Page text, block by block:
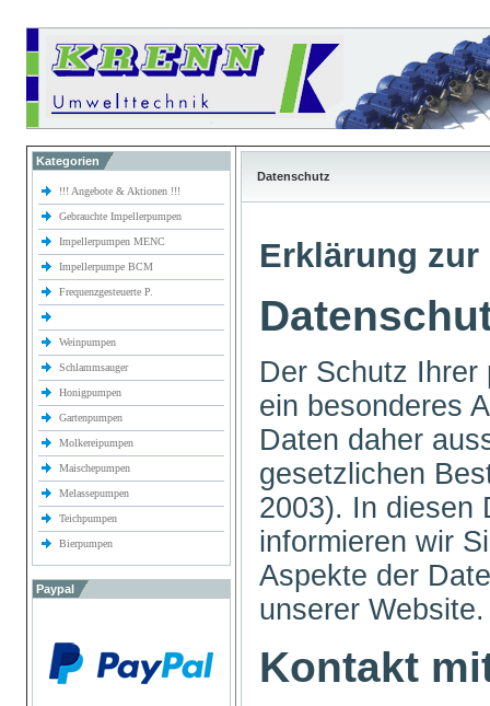
Kategorien
!!! Angebote & Aktionen !!!
Gebrauchte Impellerpumpen
Impellerpumpen MENC
Impellerpumpe BCM
Frequenzgesteuerte P.
Weinpumpen
Schlammsauger
Honigpumpen
Gartenpumpen
Molkereipumpen
Maischepumpen
Melassepumpen
Teichpumpen
Bierpumpen
Paypal
Datenschutz
Erklärung
Der Schutz
ein besonderes
Daten daher
gesetzlichen
2003). In diesen
informieren wir
Aspekte der
unserer
Kontakt